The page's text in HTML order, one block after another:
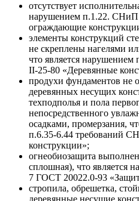
отсутствует
нарушением п.1.22. СНиП
ограждающие
элементы конструкций
не скреплены нагелями
что является
II-25-80 «Деревянные
продухи фундаментов не
деревянных несущих
техподполья и пола
непосредственного
осадками, промерзания,
п.6.35-6.44 требований
конструкции»;
огнеобиозащита
сплошная), что является
7 ГОСТ 20022.0-93
стропила, обрешетка,
деревянные несущие